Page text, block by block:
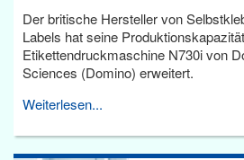
Der britische Hersteller von
Labels hat seine
Etikettendruckmaschine N730i von
Sciences (Domino) erweitert.
Weiterlesen...